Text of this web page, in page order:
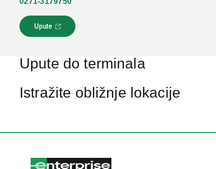
Upute
L
i
s
o
t
a
o
Upute do terminala
Istražite obližnje lokacije